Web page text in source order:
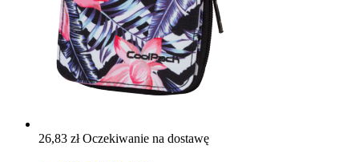
26,83 złOczekiwanie na dostawę